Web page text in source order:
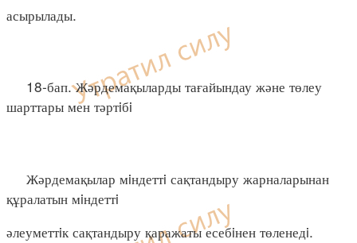
асырылады.
18-бап. Жәрдемақыларды тағайындау және төлеу
шарттары мен тәртiбi
Жәрдемақылар мiндеттi сақтандыру жарналарынан
құралатын мiндеттi
әлеуметтiк сақтандыру қаражаты есебiнен төленедi.